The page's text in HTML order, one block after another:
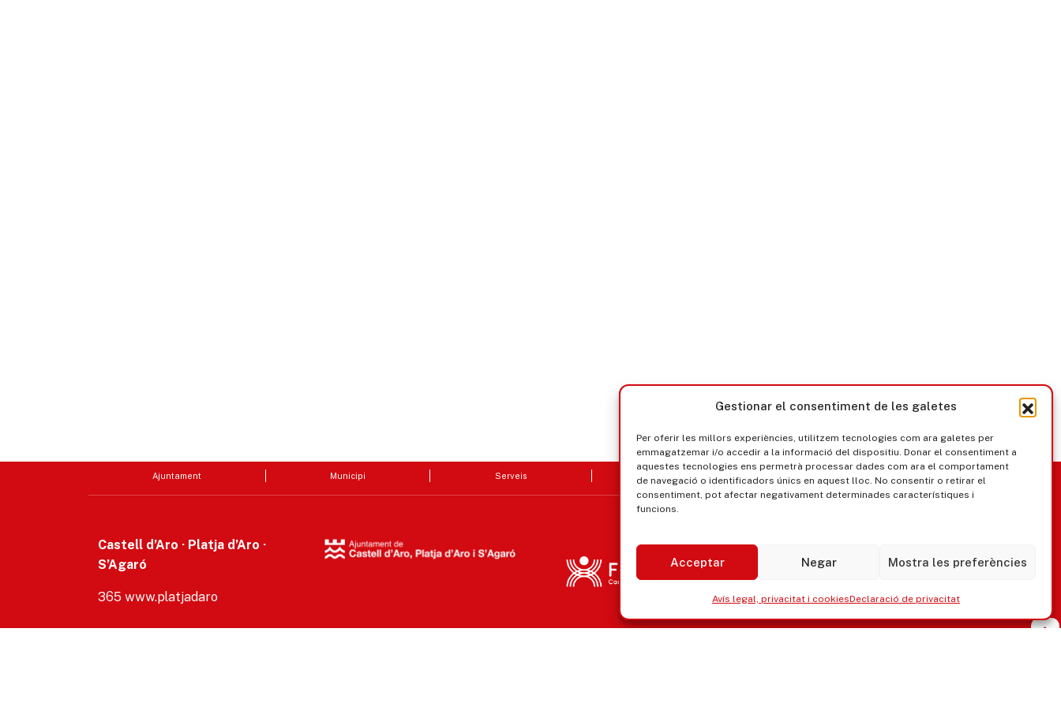
Gestionar el consentiment de les galetes
Per oferir les millors experiències, utilitzem tecnologies com ara galetes per
emmagatzemar i/o accedir a la informació del dispositiu. Donar el consentiment a
aquestes tecnologies ens permetrà processar dades com ara el comportament
de navegació o identificadors únics en aquest lloc. No consentir o retirar el
consentiment, pot afectar negativament determinades característiques i
funcions.
Acceptar Negar Mostra les preferències
Avís legal, privacitat i cookiesDeclaració de privacitat
Ajuntament Municipi Serveis Seu electrònica Govern obert
Castell d’Aro · Platja d’Aro ·
S’Agaró
365 www.platjadaro